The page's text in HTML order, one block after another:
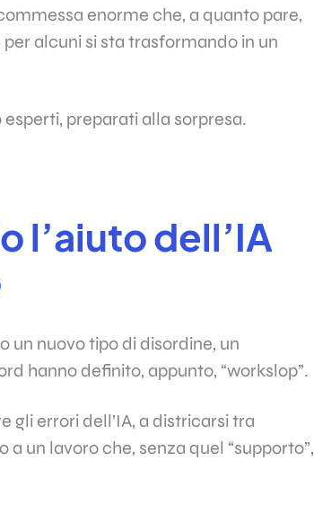
enorme che, a quanto pare,
alcuni si sta trasformando in un
preparati alla sorpresa.
l’aiuto dell’IA
un nuovo tipo di disordine, un
hanno definito, appunto, “workslop”.
errori dell’IA, a districarsi tra
un lavoro che, senza quel “supporto”,